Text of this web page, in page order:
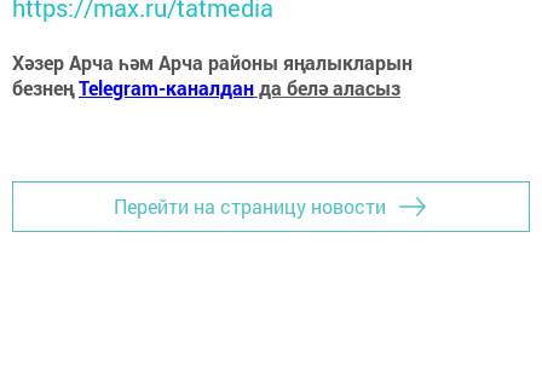
https://max.ru/tatmedia
Хәзер Арча һәм Арча районы яңалыкларын
безнеңTelegram-каналданда белә аласыз
Перейти на страницу новости